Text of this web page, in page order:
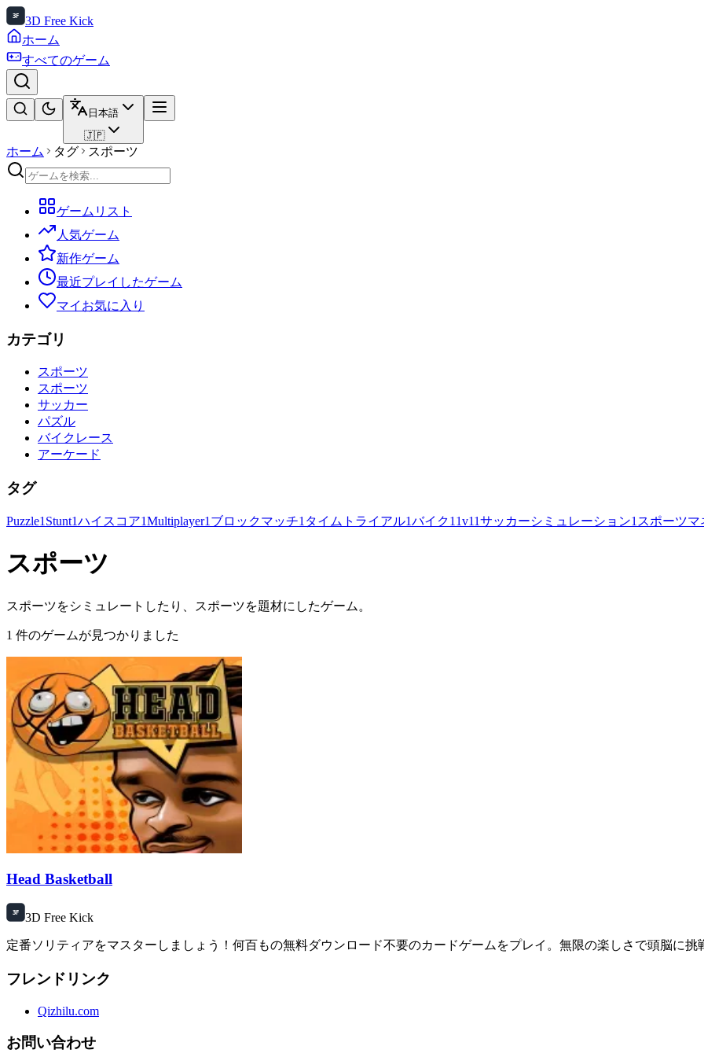
3D Free Kick
ホーム
すべてのゲーム
日本語
🇯🇵
ホーム タグ スポーツ
ゲームリスト
人気ゲーム
新作ゲーム
最近プレイしたゲーム
マイお気に入り
カテゴリ
スポーツ
スポーツ
サッカー
パズル
バイクレース
アーケード
タグ
Puzzle1 Stunt1ハイスコア1Multiplayer1 ブロックマッチ1 タイムトライアル1バイク1 1v11サッカーシミュレーション1 スポーツマ
スポーツ
スポーツをシミュレートしたり、スポーツを題材にしたゲーム。
1 件のゲームが見つかりました
Head Basketball
3D Free Kick
定番ソリティアをマスターしましょう！何百もの無料ダウンロード不要のカードゲームをプレイ。無限の楽しさで頭脳に挑
フレンドリンク
Qizhilu.com
お問い合わせ